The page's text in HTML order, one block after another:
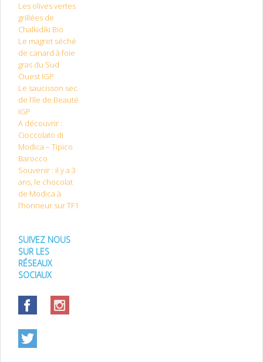
Les olives vertes
grillées de
Chalkidiki Bio
Le magret séché
de canard à foie
gras du Sud
Ouest IGP
Le saucisson sec
de l’Ile de Beauté
IGP
A découvrir :
Cioccolato di
Modica – Tipico
Barocco
Souvenir : il y a 3
ans, le chocolat
de Modica à
l’honneur sur TF1
SUIVEZ NOUS
SUR LES
RÉSEAUX
SOCIAUX